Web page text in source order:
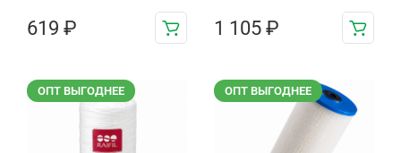
619 ₽ 1 105 ₽
ОПТ ВЫГОДНЕЕ ОПТ ВЫГОДНЕЕ